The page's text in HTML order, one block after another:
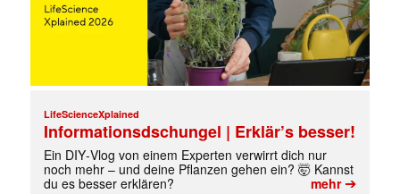
LifeScienceXplained
Informationsdschungel | Erklär’s besser!
Ein DIY‑Vlog von einem Experten verwirrt dich nur
noch mehr – und deine Pflanzen gehen ein? 🤯 Kannst
du es besser erklären?
mehr➔